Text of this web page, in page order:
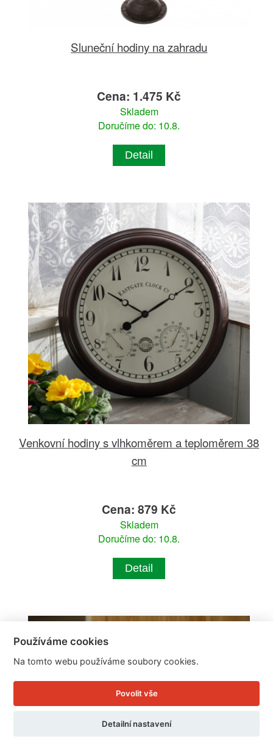
Sluneční hodiny na zahradu
Cena: 1.475 Kč
Skladem
Doručíme do: 10.8.
Detail
Venkovní hodiny s vlhkoměrem a teploměrem 38
cm
Cena: 879 Kč
Skladem
Doručíme do: 10.8.
Detail
Používáme cookies
Na tomto webu používáme soubory cookies.
Povolit vše
Detailní nastavení